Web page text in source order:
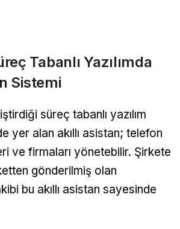
Tabanlı Yazılımda
Sistemi
süreç tabanlı yazılım
yer alan akıllı asistan; telefon
ve firmaları yönetebilir. Şirkete
gönderilmiş olan
bu akıllı asistan sayesinde